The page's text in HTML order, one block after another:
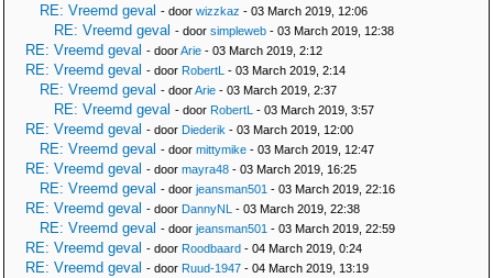
RE: Vreemd geval - door wizzkaz - 03 March 2019, 12:06
RE: Vreemd geval - door simpleweb - 03 March 2019, 12:38
RE: Vreemd geval - doorArie - 03 March 2019, 2:12
RE: Vreemd geval - door RobertL - 03 March 2019, 2:14
RE: Vreemd geval - doorArie - 03 March 2019, 2:37
RE: Vreemd geval - door RobertL - 03 March 2019, 3:57
RE: Vreemd geval - door Diederik - 03 March 2019, 12:00
RE: Vreemd geval - door mittymike - 03 March 2019, 12:47
RE: Vreemd geval - door mayra48 - 03 March 2019, 16:25
RE: Vreemd geval - door jeansman501 - 03 March 2019, 22:16
RE: Vreemd geval - door DannyNL - 03 March 2019, 22:38
RE: Vreemd geval - door jeansman501 - 03 March 2019, 22:59
RE: Vreemd geval - door Roodbaard - 04 March 2019, 0:24
RE: Vreemd geval - door Ruud-1947 - 04 March 2019, 13:19